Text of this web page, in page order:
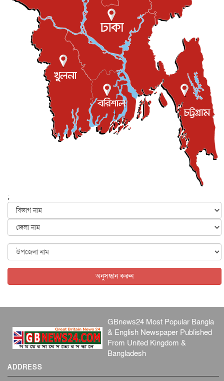
৬ আগস্ট, ২০২৬
যুক্তরাজ্যে বসবাসরত জাতীয়তাবাদী কুলাউড়াবাসীর মত বিনিময়
সভা...
ইউকে কমিউনিটি ৫ আগস্ট, ২০২৬
প্রধানমন্ত্রীকে সৌদি আরব সফরের আমন্ত্রণ
জাতীয় ৫ আগস্ট, ২০২৬
জুলাই গণ-অভ্যুত্থান দিবস আজ, স্মরণে দেশজুড়ে কর্মসূচি
৫ আগস্ট, ২০২৬
জনগণ পরিবর্তন চেয়েছে বলেই জুলাই আন্দোলন সফল :
প্রধানমন্ত্রী
জাতীয় ৫ আগস্ট, ২০২৬
বেনজীর আহমেদের সঙ্গে পরীমনির ঘনিষ্ঠ সম্পর্ক ছিল : নাসির
৫ আগস্ট, ২০২৬
হরমুজ নিয়ে ইরান-মার্কিন চুক্তি হতে পারে আজ : মার্কিন অর্থমন...
আন্তর্জাতিক ৫ আগস্ট, ২০২৬
পৃথিবীর দিকে আসছে বিধ্বংসী বস্তু, পারমাণবিক বোমা দিয়ে করা
ব্...
;
অনুসন্ধান করুন
GBnews24 Most Popular Bangla
& English Newspaper Published
From United Kingdom &
Bangladesh
ADDRESS